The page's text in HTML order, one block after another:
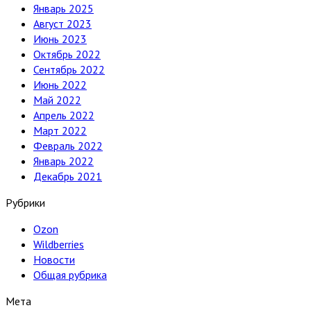
Январь 2025
Август 2023
Июнь 2023
Октябрь 2022
Сентябрь 2022
Июнь 2022
Май 2022
Апрель 2022
Март 2022
Февраль 2022
Январь 2022
Декабрь 2021
Рубрики
Ozon
Wildberries
Новости
Общая рубрика
Мета